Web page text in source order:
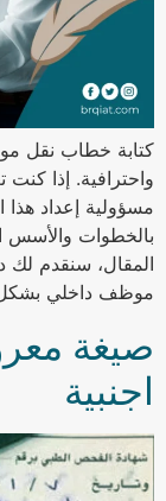
كتابة خطاب نقل
واحترافية. إذا كنت
مسؤولية إعداد
بالخطوات والأسس
المقال، سنقدم لك
موظف داخلي
صيغة
اجنبية